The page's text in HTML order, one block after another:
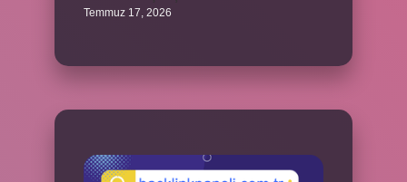
Temmuz 17, 2026